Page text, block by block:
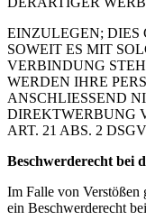
EINZULEGEN; DIES
SOWEIT ES MIT
VERBINDUNG
WERDEN IHRE
ANSCHLIESSEND
DIREKTWERBUNG
ART. 21 ABS. 2
Beschwerderecht bei
Im Falle von Verstößen
ein Beschwerderecht